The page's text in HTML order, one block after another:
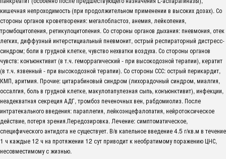
кишечная непроходимость (при продолжительном применении в высоких дозах). Со
стороны органов кроветворения: мегалобластоз, анемия, лейкопения,
тромбоцитопения, ретикулоцитопения. Со стороны органов дыхания: пневмония, отек
легких, диффузный интерстициальный пневмонит, острый респираторный дистресс-
синдром; боли в грудной клетке, чувство нехватки воздуха. Со стороны органов
чувств: конъюнктивит (в т.ч. геморрагический - при высокодозной терапии), кератит
(в т.ч. язвенный - при высокодозной терапии). Со стороны ССС: острый перикардит,
КМП, аритмия. Прочие: цитарабиновый синдром (лихорадочный синдром, миалгия,
оссалгия, боль в грудной клетке, макулопапулезная сыпь, конъюнктивит), инфекции,
неадекватная секреция АДГ, тромбоз печеночных вен, рабдомиолиз. После
интратекального введения: параплегия, лейкоэнцефалопатия, нейротоксическое
действие, потеря зрения.Передозировка. Лечение: симптоматическое,
специфического антидота не существует. В/в капельное введение 4.5 г/кв.м в течение
1 ч каждые 12 ч на протяжении 12 сут приводит к необратимому поражению ЦНС,
несовместимому с жизнью.